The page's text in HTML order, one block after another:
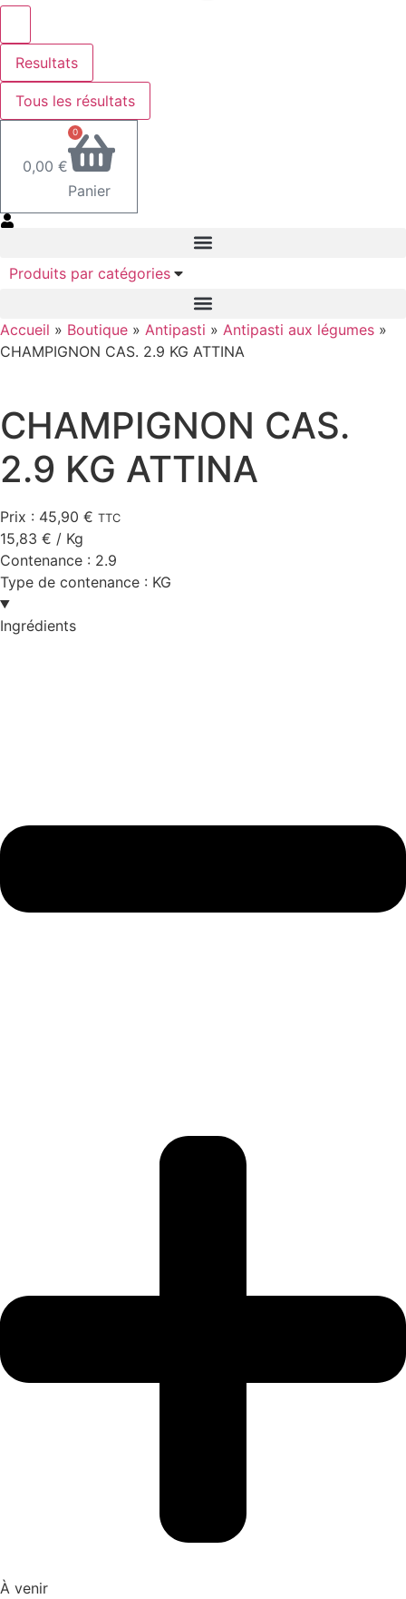
Resultats
Tous les résultats
0,00 €
0
Panier
Produits par catégories
Accueil » Boutique » Antipasti » Antipasti aux légumes »
CHAMPIGNON CAS. 2.9 KG ATTINA
CHAMPIGNON CAS.
2.9 KG ATTINA
Prix : 45,90 € TTC
15,83 € / Kg
Contenance : 2.9
Type de contenance : KG
Ingrédients
À venir